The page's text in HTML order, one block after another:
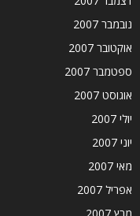
נובמבר 2007
אוקטובר 2007
ספטמבר 2007
אוגוסט 2007
יולי 2007
יוני 2007
מאי 2007
אפריל 2007